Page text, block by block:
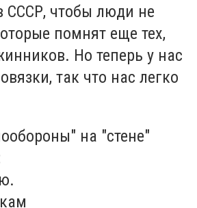
СССР, чтобы люди не
помнят еще тех,
Но теперь у нас
так что нас легко
на "стене"